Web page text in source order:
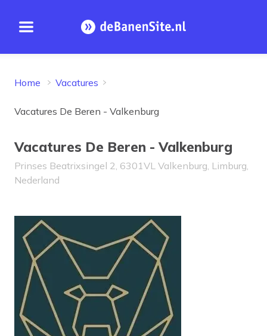
Open menu Homepage
Home Vacatures
Vacatures De Beren - Valkenburg
Vacatures De Beren - Valkenburg
Prinses Beatrixsingel 2, 6301VL Valkenburg, Limburg,
Nederland